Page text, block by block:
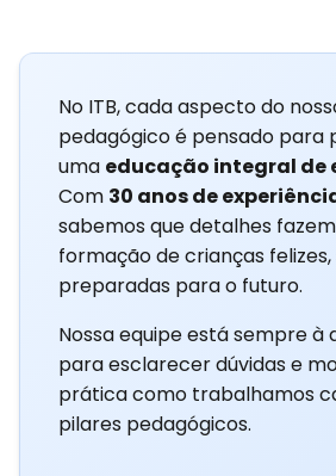
No ITB, cada aspecto do
pedagógico é pensado para
uma educação integral de
Com 30 anos de
sabemos que detalhes
formação de crianças
preparadas para o futuro.
Nossa equipe está sempre à
para esclarecer dúvidas e
prática como trabalhamos
pilares pedagógicos.